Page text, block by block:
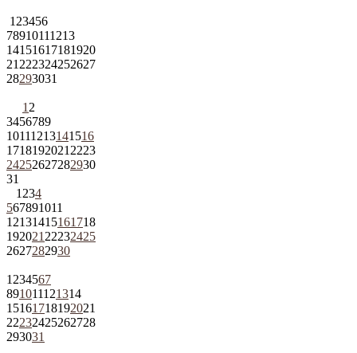
1 23456
78910111213
14151617181920
21 222324252627
28293031
1 2
3456789
10111213141516
1718192021 2223
24252627282930
31
1 234
567891011
12131415161718
192021 22232425
2627282930
1 234567
891011121314
15161718192021
22232425262728
293031